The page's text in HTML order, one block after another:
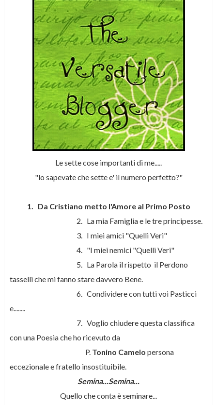
Le sette cose importanti di me.....
"lo sapevate che sette e' il numero perfetto?"
1. Da Cristiano metto l'Amore al Primo Posto
2. La mia Famiglia e le tre principesse.
3. I miei amici "Quelli Veri"
4. "I miei nemici "Quelli Veri"
5. La Parola il rispetto il Perdono
tasselli che mi fanno stare davvero Bene.
6. Condividere con tutti voi Pasticci
e........
7. Voglio chiudere questa classifica
con una Poesia che ho ricevuto da
P. Tonino Camelo persona
eccezionale e fratello insostituibile.
Semina...Semina...
Quello che conta è seminare...